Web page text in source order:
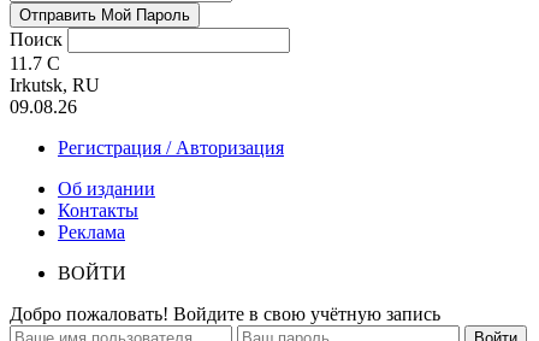
Поиск
11.7 C
Irkutsk, RU
09.08.26
Регистрация / Авторизация
Об издании
Контакты
Реклама
ВОЙТИ
Добро пожаловать! Войдите в свою учётную запись